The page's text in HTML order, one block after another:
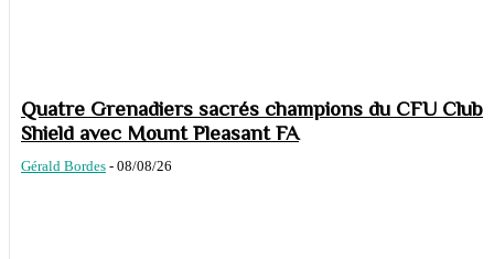
Quatre Grenadiers sacrés champions du CFU Club
Shield avec Mount Pleasant FA
Gérald Bordes - 08/08/26